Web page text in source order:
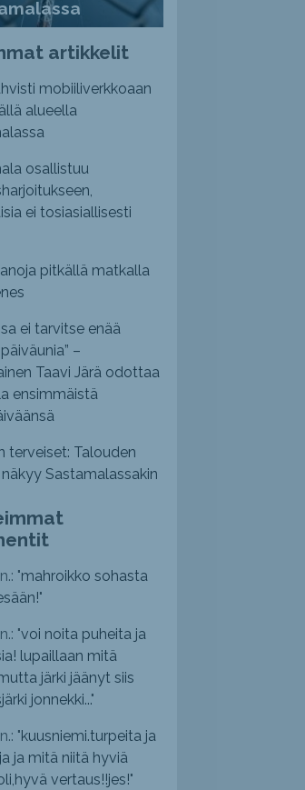
artikkelit
mobiiliverkkoaan
alueella
osallistuu
ei tosiasiallisesti
pitkällä matkalla
ei tarvitse enää
–
Taavi Järä odottaa
ensimmäistä
terveiset: Talouden
näkyy Sastamalassakin
"mahroikko sohasta
"
"voi noita puheita ja
lupaillaan mitä
järki jäänyt siis
jonnekki..."
"kuusniemi.turpeita ja
ja mitä niitä hyviä
vertaus!!jes!"